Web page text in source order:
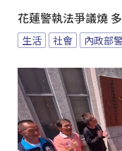
花蓮警執法爭議燒
生活 社會 內政部